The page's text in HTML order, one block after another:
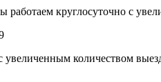
круглосуточно с
увеличенным количеством